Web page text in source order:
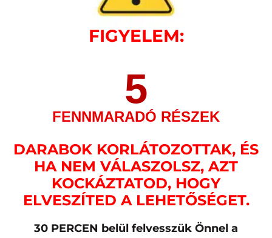
FIGYELEM:
FENNMARADÓ RÉSZEK
5
DARABOK KORLÁTOZOTTAK, ÉS
HA NEM VÁLASZOLSZ, AZT
KOCKÁZTATOD, HOGY
ELVESZÍTED A LEHETŐSÉGET.
30 PERCEN belül felvesszük Önnel a